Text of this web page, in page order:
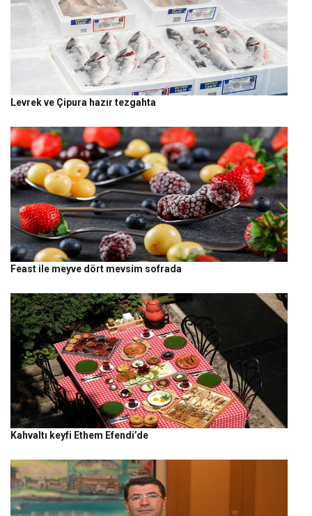
Levrek ve Çipura hazır tezgahta
Feast ile meyve dört mevsim sofrada
Kahvaltı keyfi Ethem Efendi’de